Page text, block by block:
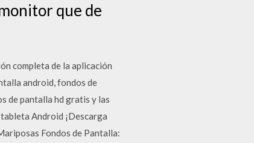
que de
completa de la aplicación
android, fondos de
de pantalla hd gratis y las
Android ¡Descarga
Fondos de Pantalla: